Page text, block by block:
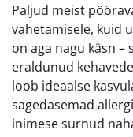
Paljud meist
vahetamisele, kuid
on aga nagu käsn –
eraldunud
loob ideaalse
sagedasemad
inimese surnud